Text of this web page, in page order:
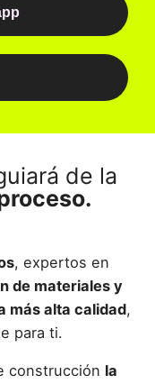
de la
, expertos en
de materiales y
más alta calidad,
para ti.
construcción la